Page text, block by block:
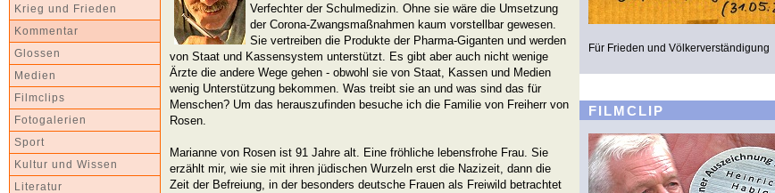
Krieg und Frieden
Kommentar
Glossen
Medien
Filmclips
Fotogalerien
Sport
Kultur und Wissen
Literatur
Verfechter der Schulmedizin. Ohne sie wäre die Umsetzung
der Corona-Zwangsmaßnahmen kaum vorstellbar gewesen.
Sie vertreiben die Produkte der Pharma-Giganten und werden
von Staat und Kassensystem unterstützt. Es gibt aber auch nicht wenige
Ärzte die andere Wege gehen - obwohl sie von Staat, Kassen und Medien
wenig Unterstützung bekommen. Was treibt sie an und was sind das für
Menschen? Um das herauszufinden besuche ich die Familie von Freiherr von
Rosen.
Marianne von Rosen ist 91 Jahre alt. Eine fröhliche lebensfrohe Frau. Sie
erzählt mir, wie sie mit ihren jüdischen Wurzeln erst die Nazizeit, dann die
Zeit der Befreiung, in der besonders deutsche Frauen als Freiwild betrachtet
Für Frieden und Völkerverständigung
FILMCLIP